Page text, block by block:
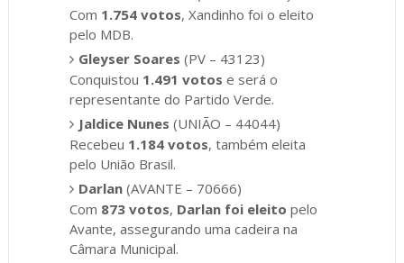
Com 1.754 votos, Xandinho foi o eleito
pelo MDB.
Gleyser Soares (PV – 43123)
Conquistou 1.491 votos e será o
representante do Partido Verde.
Jaldice Nunes (UNIÃO – 44044)
Recebeu 1.184 votos, também eleita
pelo União Brasil.
Darlan (AVANTE – 70666)
Com 873 votos, Darlan foi eleito pelo
Avante, assegurando uma cadeira na
Câmara Municipal.